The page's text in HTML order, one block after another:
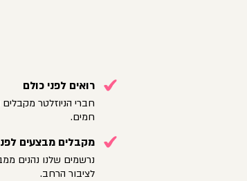
רואים לפני כולם
חברי הניוזלטר
חמים.
מקבלים מבצעים
נרשמים שלנו נהנים
לציבור הרחב.